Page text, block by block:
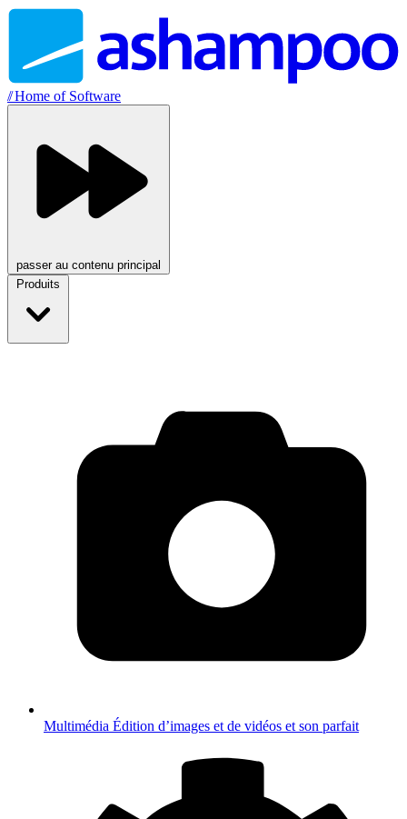
//Home of Software
passer au contenu principal
Produits
Multimédia Édition d’images et de vidéos et son parfait